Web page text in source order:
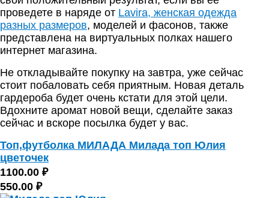
проведете в наряде от Lavira, женская одежда
разных размеров, моделей и фасонов, также
представлена на виртуальных полках нашего
интернет магазина.
Не откладывайте покупку на завтра, уже сейчас
стоит побаловать себя приятным. Новая деталь
гардероба будет очень кстати для этой цели.
Вдохните аромат новой вещи, сделайте заказ
сейчас и вскоре посылка будет у вас.
Топ,футболка МИЛАДА Милада топ Юлия
цветочек
1100.00 ₽
550.00 ₽